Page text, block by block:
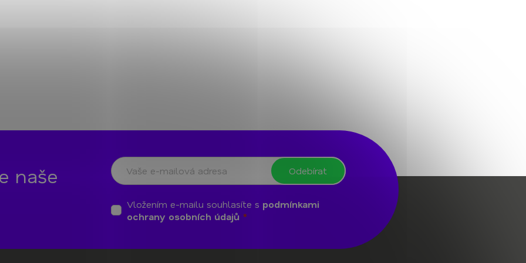
naše
Vložením e-mailu souhlasíte s podmínkami
ochrany osobních údajů
Odebírat